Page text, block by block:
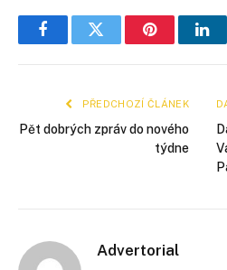
FacebookTwitter Pinterest
PŘEDCHOZÍ ČLÁNEK
Pět dobrých zpráv do nového
týdne
Advertorial